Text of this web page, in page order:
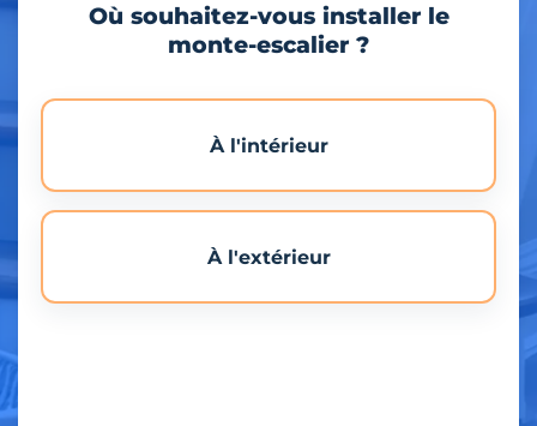
Où souhaitez-vous installer le
monte-escalier ?
À l'intérieur
À l'extérieur